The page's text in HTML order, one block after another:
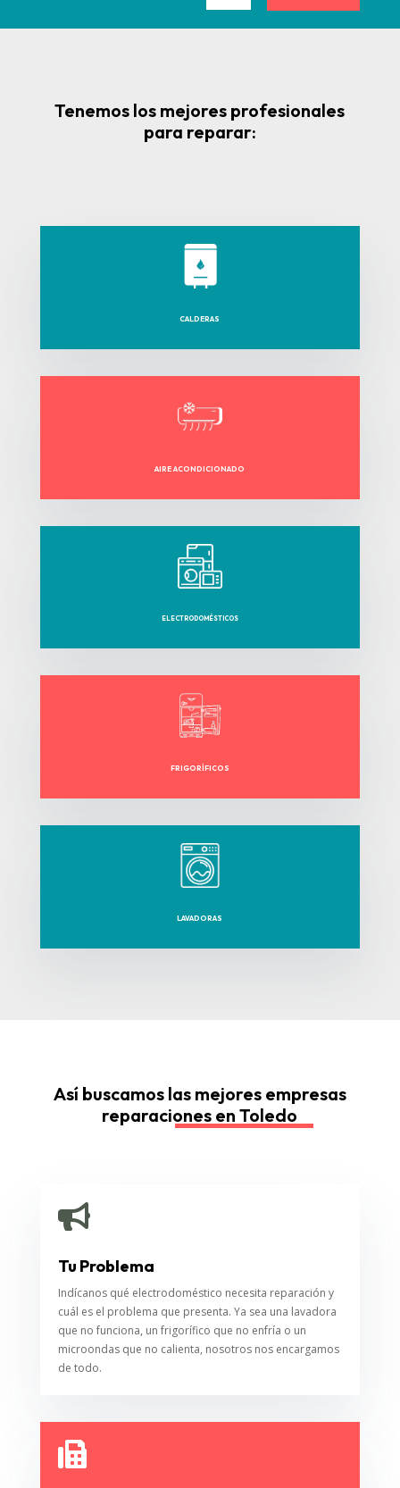
Tenemos los mejores profesionales
para reparar:
CALDERAS
AIRE ACONDICIONADO
ELECTRODOMÉSTICOS
FRIGORÍFICOS
LAVADORAS
Así buscamos las mejores empresas
reparaciones en Toledo

Tu Problema
Indícanos qué electrodoméstico necesita reparación y
cuál es el problema que presenta. Ya sea una lavadora
que no funciona, un frigorífico que no enfría o un
microondas que no calienta, nosotros nos encargamos
de todo.
